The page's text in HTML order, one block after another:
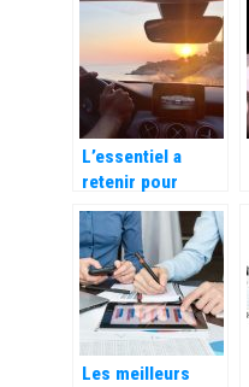
L’essentiel a
retenir pour
souscrire une
assurance auto
Les meilleurs